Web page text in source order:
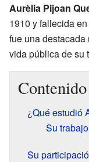
Aurèlia Pijoan
1910 y fallecida
fue una
vida pública de su
Contenido
¿Qué estudió
Su
Su